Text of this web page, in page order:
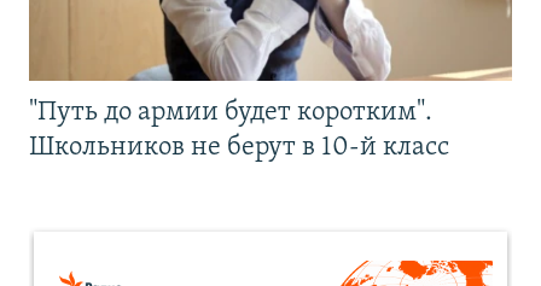
"Путь до армии будет коротким".
Школьников не берут в 10-й класс